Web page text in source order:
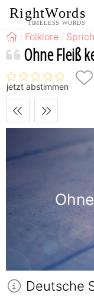
RightWords
TIMELESS WORDS
Folklore
Ohne Fleiß
jetzt abstimmen
Deutsche